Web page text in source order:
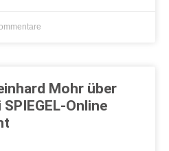
Mohr über
Online